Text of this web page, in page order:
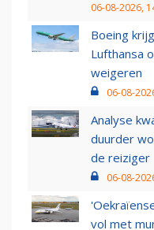
06-08-2026,
Boeing
Lufthansa
weigeren
06-08-
Analyse
duurder
de reiziger
06-08-
vol met